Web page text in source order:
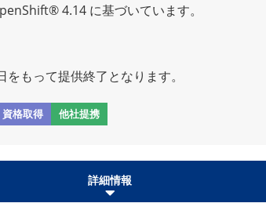
4.14 に基づいています。
もって提供終了となります。
資格取得 他社提携
詳細情報